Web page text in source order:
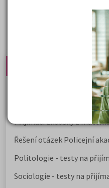
Nejprodávanější učebnice
Učebnice a testy
Psychologie - podklady pro
Přijímací zkoušky z
Řešení otázek Policejní
Politologie - testy na
Sociologie - testy na